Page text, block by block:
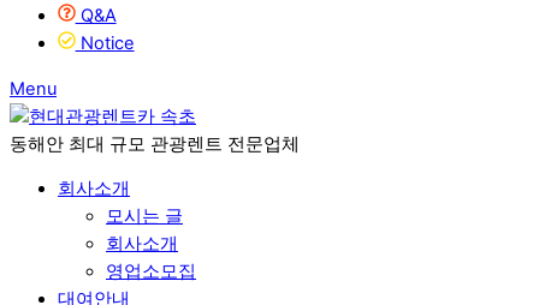
Q&A
Notice
Menu
동해안 최대 규모 관광렌트 전문업체
회사소개
모시는 글
회사소개
영업소모집
대여안내